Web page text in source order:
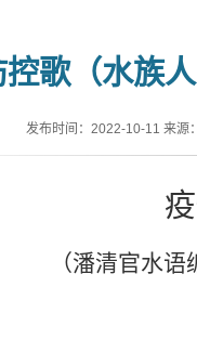
歌（水族
发布时间：2022-10-11 来源
（潘清官水语